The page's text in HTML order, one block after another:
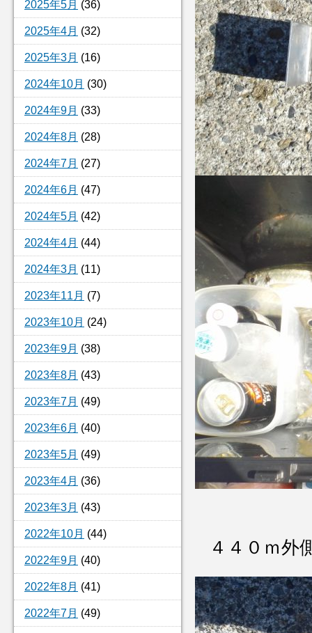
2025年5月 (36)
2025年4月 (32)
2025年3月 (16)
2024年10月 (30)
2024年9月 (33)
2024年8月 (28)
2024年7月 (27)
2024年6月 (47)
2024年5月 (42)
2024年4月 (44)
2024年3月 (11)
2023年11月 (7)
2023年10月 (24)
2023年9月 (38)
2023年8月 (43)
2023年7月 (49)
2023年6月 (40)
2023年5月 (49)
2023年4月 (36)
2023年3月 (43)
2022年10月 (44)
2022年9月 (40)
2022年8月 (41)
2022年7月 (49)
４４０ｍ